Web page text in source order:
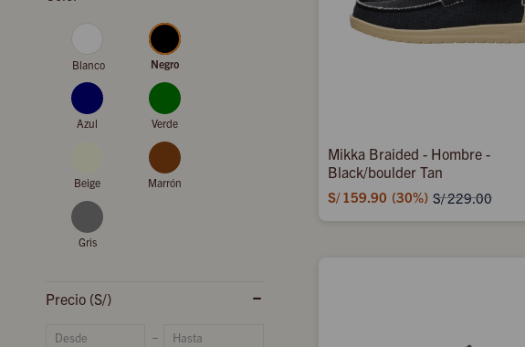
Mikka Braided - Hombre -
Black/boulder Tan
S/ 159.90 30 S/229.00
Precio (S/)
Blanco Negro
Azul Verde
Beige Marrón
Gris